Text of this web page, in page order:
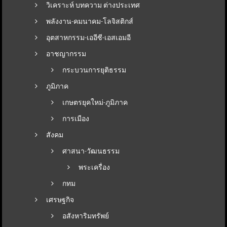
วิเคราะห์ บทความ ต่างประเทศ
พลังงาน-คมนาคม-โลจิสติกส์
อุตสาหกรรม-เออีซี-เอสเอมอี
อาชญากรรม
กระบวนการยุติธรรม
ภูมิภาค
เกษตรยุคใหม่-ภูมิภาค
การเมือง
สังคม
ศาสนา-วัฒนธรรม
พระเครื่อง
กทม
เศรษฐกิจ
อสังหาริมทรัพย์